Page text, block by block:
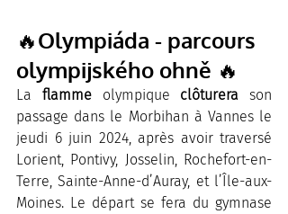
🔥Olympiáda - parcours
olympijského ohně 🔥
La flamme olympique clôturera son
passage dans le Morbihan à Vannes le
jeudi 6 juin 2024, après avoir traversé
Lorient, Pontivy, Josselin, Rochefort-en-
Terre, Sainte-Anne-d’Auray, et l’Île-aux-
Moines. Le départ se fera du gymnase